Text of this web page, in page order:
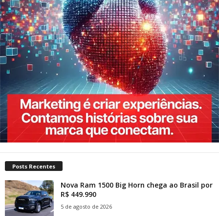
Posts Recentes
Nova Ram 1500 Big Horn chega ao Brasil por
R$ 449.990
5 de agosto de 2026